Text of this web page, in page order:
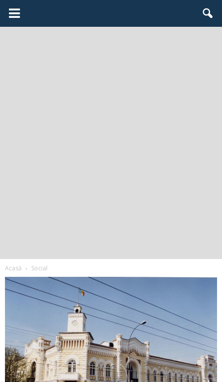
Acasă Social